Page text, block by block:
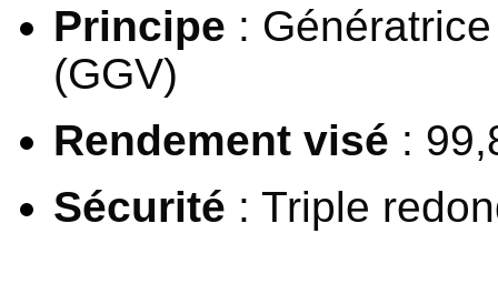
Principe :
(GGV)
Rendement visé :
Sécurité : Triple